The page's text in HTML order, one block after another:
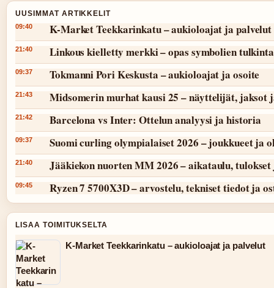
UUSIMMAT ARTIKKELIT
09:40 K-Market Teekkarinkatu – aukioloajat ja palvelut
21:40 Linkous kielletty merkki – opas symbolien
09:37 Tokmanni Pori Keskusta – aukioloajat ja osoite
21:43 Midsomerin murhat kausi 25 – näyttelijät, jaksot
21:42 Barcelona vs Inter: Ottelun analyysi ja historia
09:37 Suomi curling olympialaiset 2026 – joukkueet ja
21:40 Jääkiekon nuorten MM 2026 – aikataulu,
09:45 Ryzen 7 5700X3D – arvostelu, tekniset tiedot ja
LISAA TOIMITUKSELTA
K-Market Teekkarinkatu – aukioloajat ja palvelut